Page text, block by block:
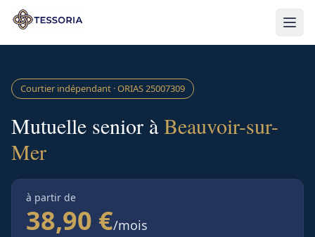
Aller au contenu principal
Courtier indépendant · ORIAS25007309
Mutuelle senior àBeauvoir-sur-
Mer
à partir de
38,90 €/mois